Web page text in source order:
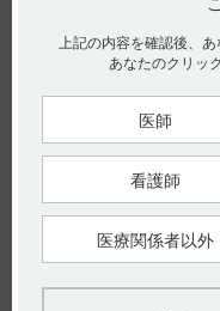
ア カ
ワーファリン®錠
沢井製薬株式会社
アザクタム®注射
上記の内容を確認後、あ
あなたのクリッ
医師
看護師
医療関係者以外